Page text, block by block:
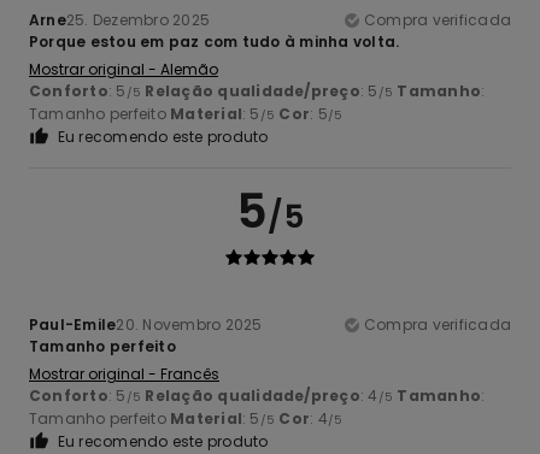
Arne25. Dezembro 2025
Compra verificada
Porque estou em paz com tudo à minha volta.
Mostrar original - Alemão
Conforto: 5 /5 Relação qualidade/preço: 5 /5 Tamanho:
Tamanho perfeito Material: 5 /5 Cor: 5/5
Eu recomendo este produto
5/5
Paul-Emile20. Novembro 2025
Compra verificada
Tamanho perfeito
Mostrar original - Francês
Conforto: 5 /5 Relação qualidade/preço: 4 /5 Tamanho:
Tamanho perfeito Material: 5 /5 Cor: 4/5
Eu recomendo este produto